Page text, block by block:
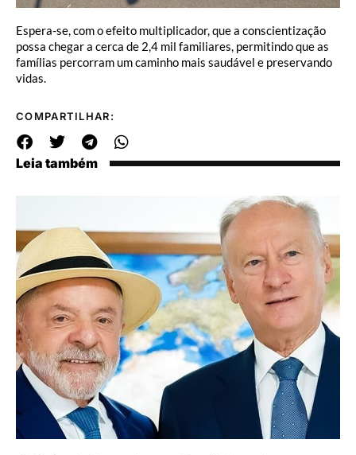
Espera-se, com o efeito multiplicador, que a conscientização
possa chegar a cerca de 2,4 mil familiares, permitindo que as
famílias percorram um caminho mais saudável e preservando
vidas.
COMPARTILHAR:
Leia também